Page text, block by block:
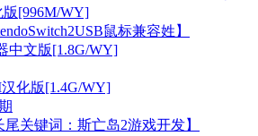
版[996M/WY]
鼠标兼容姓】
中文版[1.8G/WY]
化版[1.4G/WY]
关键词：斯亡岛2游戏开发】